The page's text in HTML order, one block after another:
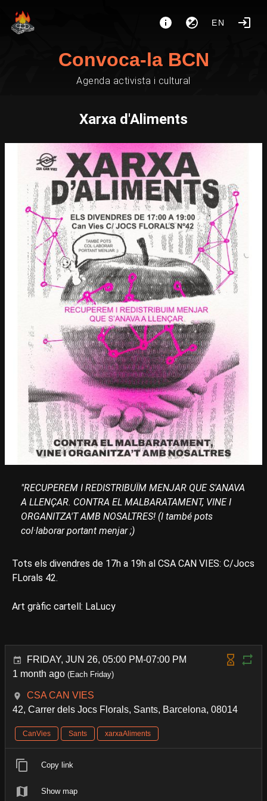
EN
Convoca-la BCN
Agenda activista i cultural
Xarxa d'Aliments
"RECUPEREM I REDISTRIBUÏM MENJAR QUE S'ANAVA
A LLENÇAR. CONTRA EL MALBARATAMENT, VINE I
ORGANITZA'T AMB NOSALTRES! (I també pots
col·laborar portant menjar ;)
Tots els divendres de 17h a 19h al CSA CAN VIES: C/Jocs
FLorals 42.
Art gràfic cartell: LaLucy
FRIDAY, JUN 26, 05:00 PM-07:00 PM
1 month ago (Each Friday)
CSA CAN VIES
42, Carrer dels Jocs Florals, Sants, Barcelona, 08014
CanVies Sants xarxaAliments
Copy link
Show map